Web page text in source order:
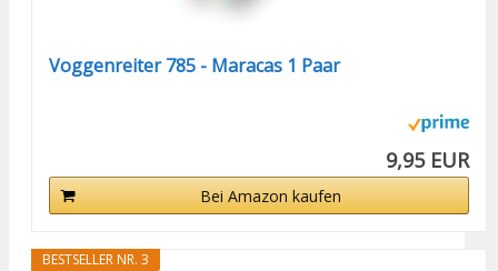
Voggenreiter 785 - Maracas 1 Paar
9,95 EUR
Bei Amazon kaufen
BESTSELLER NR. 3